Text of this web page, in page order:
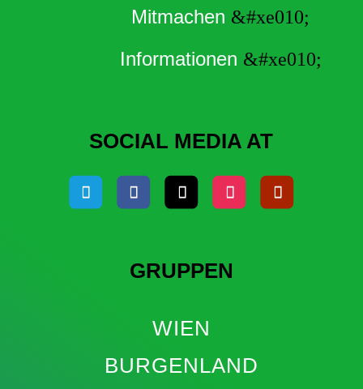
Mitmachen
Informationen
SOCIAL MEDIA AT
GRUPPEN
WIEN
BURGENLAND